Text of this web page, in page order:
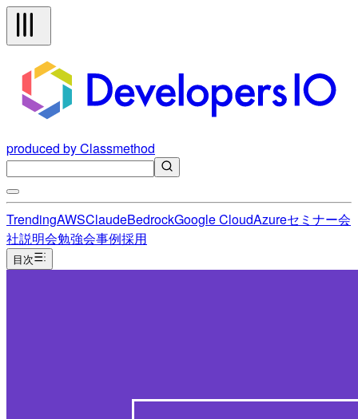
produced by Classmethod
TrendingAWSClaudeBedrockGoogle CloudAzureセミナー会
社説明会勉強会事例採用
目次